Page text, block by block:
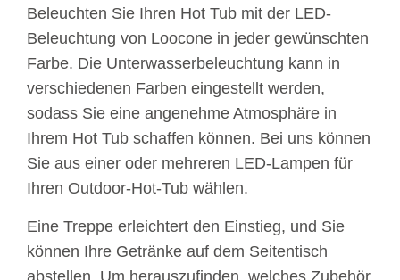
Beleuchten Sie Ihren Hot Tub mit der LED-
Beleuchtung von Loocone in jeder gewünschten
Farbe. Die Unterwasserbeleuchtung kann in
verschiedenen Farben eingestellt werden,
sodass Sie eine angenehme Atmosphäre in
Ihrem Hot Tub schaffen können. Bei uns können
Sie aus einer oder mehreren LED-Lampen für
Ihren Outdoor-Hot-Tub wählen.
Eine Treppe erleichtert den Einstieg, und Sie
können Ihre Getränke auf dem Seitentisch
abstellen. Um herauszufinden, welches Zubehör